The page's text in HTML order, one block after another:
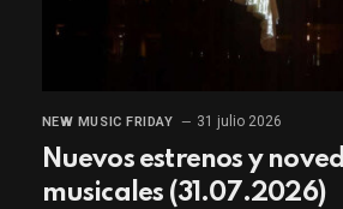
NEW MUSIC FRIDAY 31 julio 2026
Nuevos estrenos y
musicales (31.07.2026)